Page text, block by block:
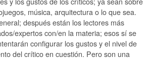
música, arquitectura o lo que sea.
después están los lectores más
expertos con/en la materia; esos sí se
configurar los gustos y el nivel de
del crítico en cuestión. Pero son una